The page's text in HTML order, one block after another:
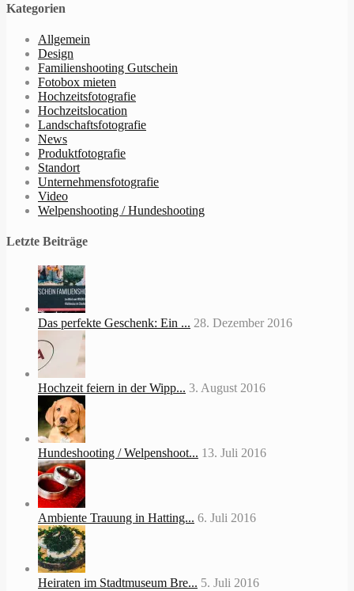
Kategorien
Allgemein
Design
Familienshooting Gutschein
Fotobox mieten
Hochzeitsfotografie
Hochzeitslocation
Landschaftsfotografie
News
Produktfotografie
Standort
Unternehmensfotografie
Video
Welpenshooting / Hundeshooting
Letzte Beiträge
Das perfekte Geschenk: Ein ... 28. Dezember 2016
Hochzeit feiern in der Wipp... 3. August 2016
Hundeshooting / Welpenshoot... 13. Juli 2016
Ambiente Trauung in Hatting... 6. Juli 2016
Heiraten im Stadtmuseum Bre... 5. Juli 2016